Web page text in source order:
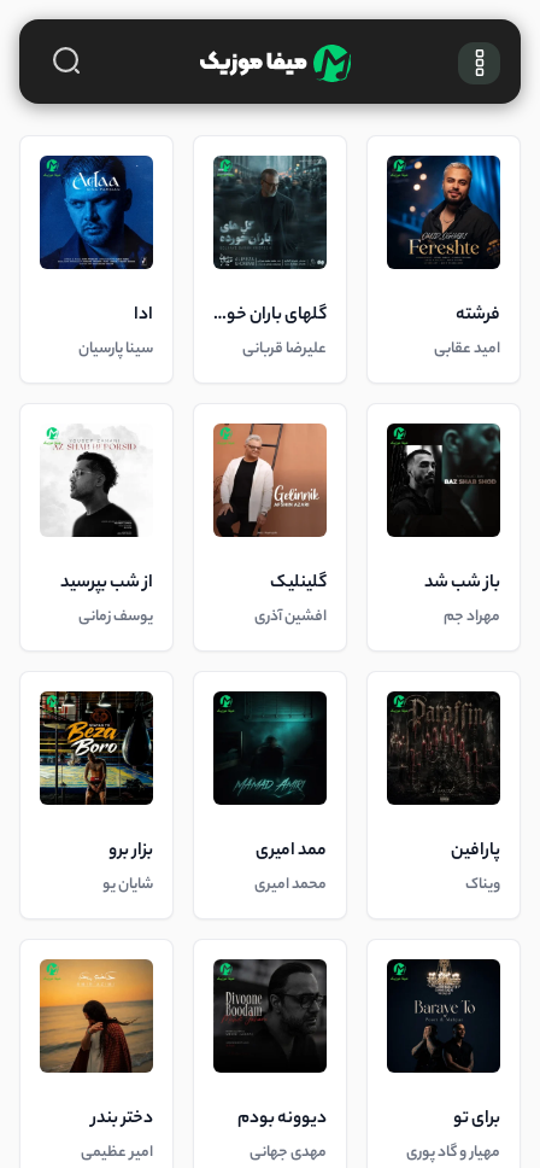
فرشته
امید عقابی
گلهای باران خورده
علیرضا قربانی
ادا
سینا پارسیان
باز شب شد
مهراد جم
گلینلیک
افشین آذری
از شب بپرسید
یوسف زمانی
پارافین
ویناک
ممد امیری
محمد امیری
بزار برو
شایان یو
برای تو
مهیار و گاد پوری
دیوونه بودم
مهدی جهانی
دختر بندر
امیر عظیمی